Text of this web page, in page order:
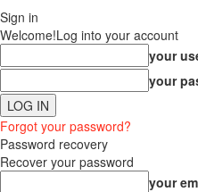
Sign in
Welcome!Log into your account
your
your
Forgot your password?
Password recovery
Recover your password
your